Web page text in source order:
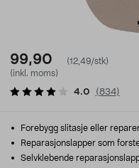
99,90
(12,49/stk)
(inkl. moms)
4.0 (834)
Forebygg slitasje eller
Reparasjonslapper som
Selvklebende